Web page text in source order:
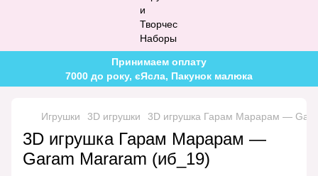
Принимаем оплату
7000 до року, єЯсла, Пакунок малюка
Игрушки 3D игрушки 3D игрушка Гарам Марарам —
3D игрушка Гарам Марарам —
Garam Mararam (иб_19)